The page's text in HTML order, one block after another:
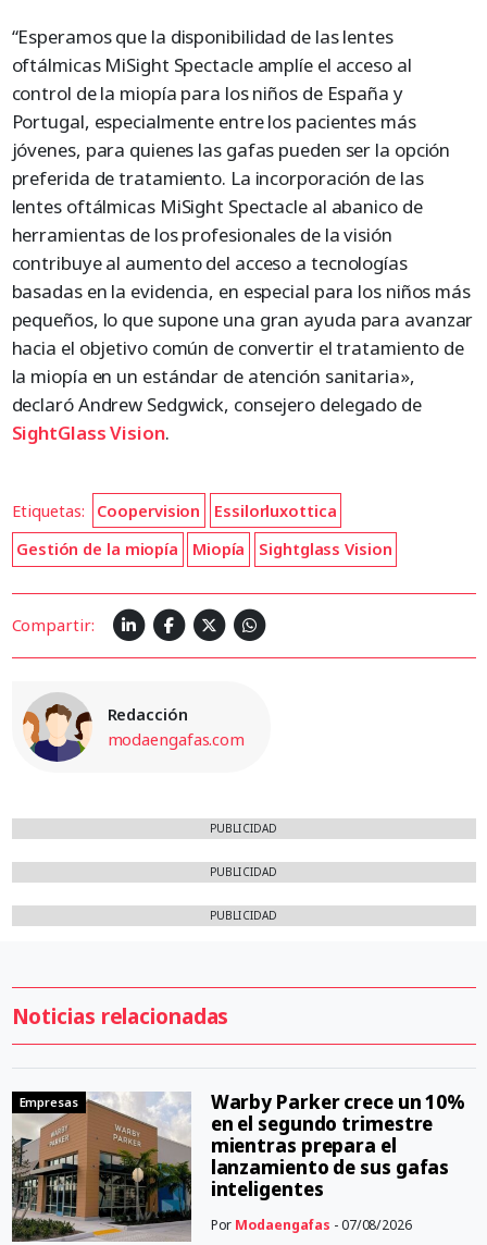
“Esperamos que la disponibilidad de las lentes
oftálmicas MiSight Spectacle amplíe el acceso al
control de la miopía para los niños de España y
Portugal, especialmente entre los pacientes más
jóvenes, para quienes las gafas pueden ser la opción
preferida de tratamiento. La incorporación de las
lentes oftálmicas MiSight Spectacle al abanico de
herramientas de los profesionales de la visión
contribuye al aumento del acceso a tecnologías
basadas en la evidencia, en especial para los niños más
pequeños, lo que supone una gran ayuda para avanzar
hacia el objetivo común de convertir el tratamiento de
la miopía en un estándar de atención sanitaria»,
declaró Andrew Sedgwick, consejero delegado de
SightGlass Vision.
Etiquetas: Coopervision
Essilorluxottica
Gestión de la miopía
Miopía Sightglass Vision
Compartir:
Redacción
modaengafas.com
PUBLICIDAD
PUBLICIDAD
PUBLICIDAD
Noticias relacionadas
Empresas
Warby Parker crece un 10%
en el segundo trimestre
mientras prepara el
lanzamiento de sus gafas
inteligentes
Por Modaengafas - 07/08/2026